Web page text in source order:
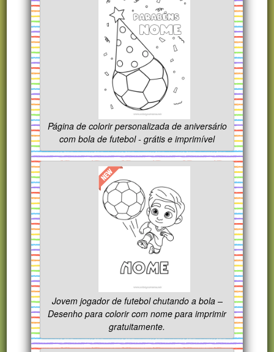
Página de colorir personalizada de aniversário
com bola de futebol - grátis e imprimível
Jovem jogador de futebol chutando a bola –
Desenho para colorir com nome para imprimir
gratuitamente.